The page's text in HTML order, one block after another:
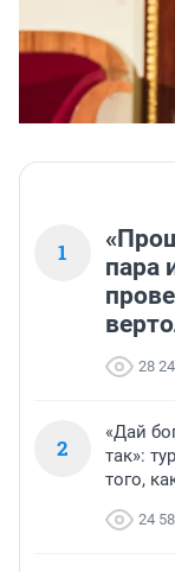
1
пара
28
2
«Дай
так»:
того,
24